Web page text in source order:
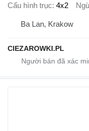
Cấu hình trục 4x2
Ba Lan, Krakow
CIEZAROWKI.PL